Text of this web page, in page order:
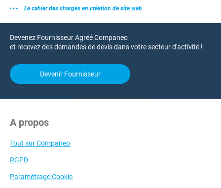
Le cahier des charges en création de site web
Devenez Fournisseur Agréé Companeo
et recevez des demandes de devis dans votre secteur d'activité !
Devenir Fournisseur
A propos
Tout sur Companeo
RGPD
Paramétrage Cookie